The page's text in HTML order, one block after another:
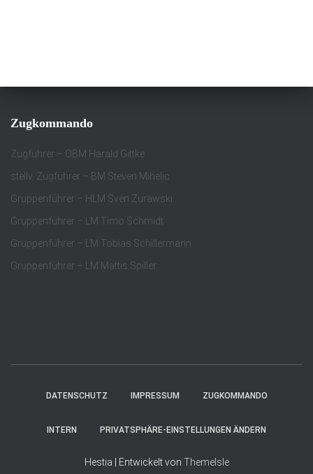
Zugkommando
Zugführer – OBM Harald Gittke
stellv. Zugführer – BM Steven Mihelic
Gruppenführer – HLM Sven Zurawski
Gruppenführer – LM Timo Schmidt
Gruppenführer – LM Tobias Schillermann
Gruppenführer – LM Mattis Spiller
DATENSCHUTZ IMPRESSUM ZUGKOMMANDO
INTERN PRIVATSPHÄRE-EINSTELLUNGEN ÄNDERN
Hestia | Entwickelt von ThemeIsle